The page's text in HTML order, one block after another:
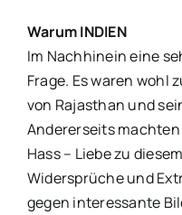
Warum INDIEN
Im Nachhinein eine
Frage. Es waren wohl
von Rajasthan und
Andererseits
Hass – Liebe zu
Widersprüche und
gegen interessante